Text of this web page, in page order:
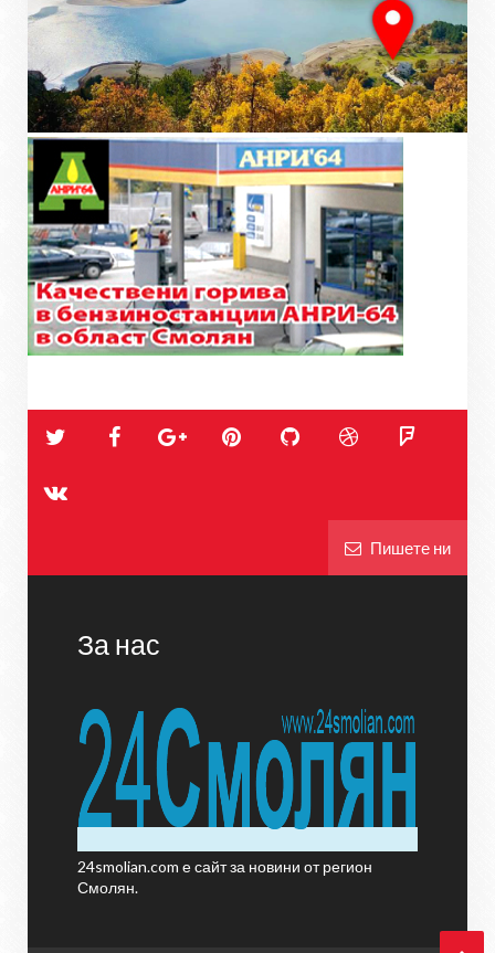
Пишете ни
За нас
24smolian.com е сайт за новини от регион
Смолян.